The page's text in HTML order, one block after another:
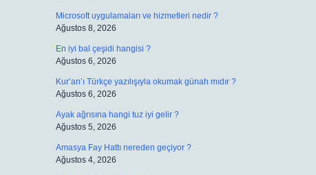
Microsoft uygulamaları ve hizmetleri nedir ?
Ağustos 8, 2026
En iyi bal çeşidi hangisi ?
Ağustos 6, 2026
Kur’an’ı Türkçe yazılışıyla okumak günah mıdır ?
Ağustos 6, 2026
Ayak ağrısına hangi tuz iyi gelir ?
Ağustos 5, 2026
Amasya Fay Hattı nereden geçiyor ?
Ağustos 4, 2026